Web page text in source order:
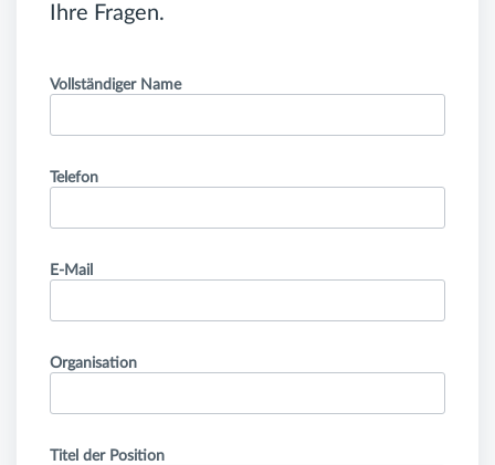
Ihre Fragen.
Vollständiger Name
Telefon
E-Mail
Organisation
Titel der Position